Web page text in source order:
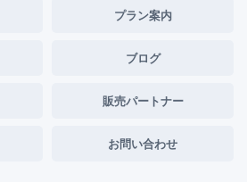
プラン案内
ブログ
販売パートナー
お問い合わせ